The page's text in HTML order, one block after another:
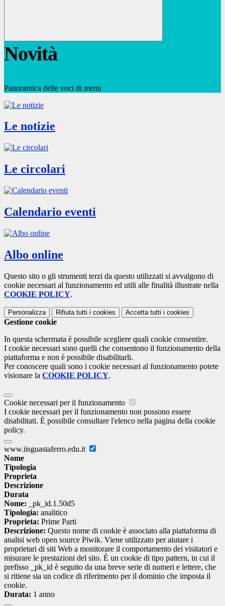
Novità
Panoramica delle voci di menu
Le notizie
Le circolari
Calendario eventi
Albo online
Questo sito o gli strumenti terzi da questo utilizzati si avvalgono di
cookie necessari al funzionamento ed utili alle finalità illustrate nella
COOKIE POLICY.
Personalizza Rifiuta tutti i cookies Accetta tutti i cookies
Gestione cookie
In questa schermata è possibile scegliere quali cookie consentire.
I cookie necessari sono quelli che consentono il funzionamento della
piattaforma e non è possibile disabilitarli.
Per conoscere quali sono i cookie necessari al funzionamento potete
visionare la COOKIE POLICY.
Cookie necessari per il funzionamento
I cookie necessari per il funzionamento non possono essere
disabilitati. È possibile consultare l'elenco nella pagina della cookie
policy.
www.iisguastaferro.edu.it
Nome
Tipologia
Proprieta
Descrizione
Durata
Nome: _pk_id.1.50d5
Tipologia: analitico
Proprieta: Prime Parti
Descrizione: Questo nome di cookie è associato alla piattaforma di
analisi web open source Piwik. Viene utilizzato per aiutare i
proprietari di siti Web a monitorare il comportamento dei visitatori e
misurare le prestazioni del sito. È un cookie di tipo pattern, in cui il
prefisso _pk_id è seguito da una breve serie di numeri e lettere, che
si ritiene sia un codice di riferimento per il dominio che imposta il
cookie.
Durata: 1 anno